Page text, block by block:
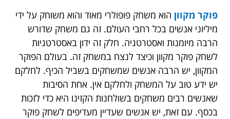
פוקר מקוון הוא משחק פופולרי מאוד והוא משוחק על ידי
מיליוני אנשים בכל רחבי העולם. זה גם משחק שדורש
הרבה מיומנות ואסטרטגיה. חלק זה ידון באסטרטגיות
לשחק פוקר מקוון וכיצד לנצח במשחק זה. בעולם הפוקר
המקוון, יש הרבה אנשים שמשחקים בשביל הכיף. לחלקם
יש ידע טוב על המשחק ולחלקם אין. אחת הסיבות
שאנשים רבים משחקים בשולחנות הקזינו היא כדי לזכות
בכסף. עם זאת, יש אנשים שעדיין מעדיפים לשחק פוקר